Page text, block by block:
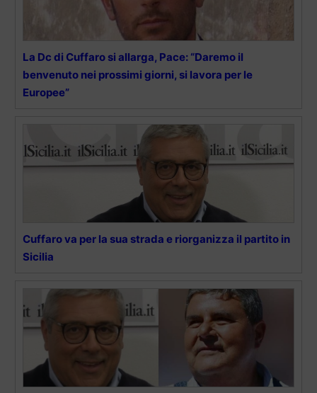
La Dc di Cuffaro si allarga, Pace: “Daremo il
benvenuto nei prossimi giorni, si lavora per le
Europee”
Cuffaro va per la sua strada e riorganizza il partito in
Sicilia